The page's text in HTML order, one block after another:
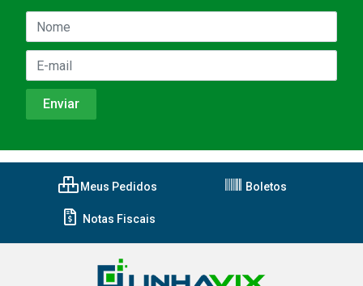
Meus Pedidos Boletos
Notas Fiscais